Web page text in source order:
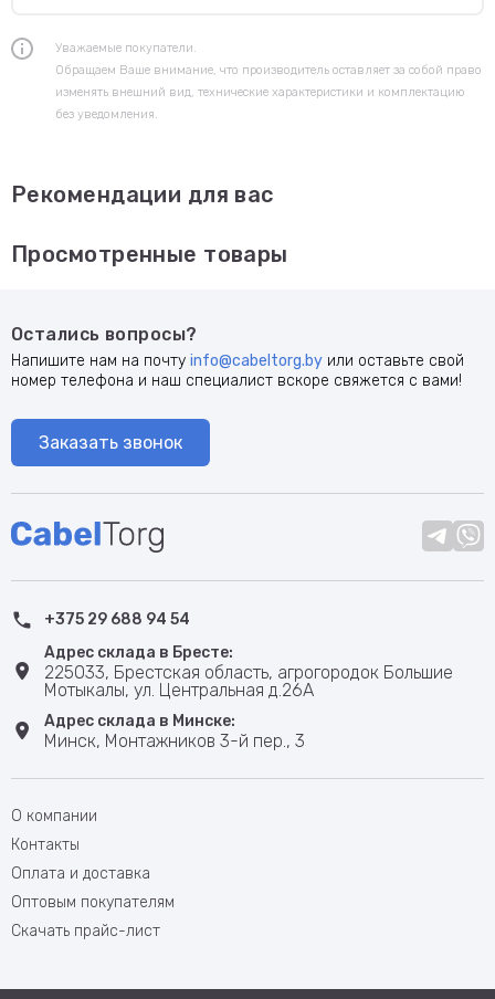
Уважаемые покупатели.
Обращаем Ваше внимание, что производитель оставляет за собой право
изменять внешний вид, технические характеристики и комплектацию
без уведомления.
Рекомендации для вас
Просмотренные товары
Остались вопросы?
Напишите нам на почту info@cabeltorg.by или оставьте свой
номер телефона и наш специалист вскоре свяжется с вами!
Заказать звонок
+375 29 688 94 54
Адрес склада в Бресте:
225033, Брестская область, агрогородок Большие
Мотыкалы, ул. Центральная д.26А
Адрес склада в Минске:
Минск, Монтажников 3-й пер., 3
О компании
Контакты
Оплата и доставка
Оптовым покупателям
Скачать прайс-лист